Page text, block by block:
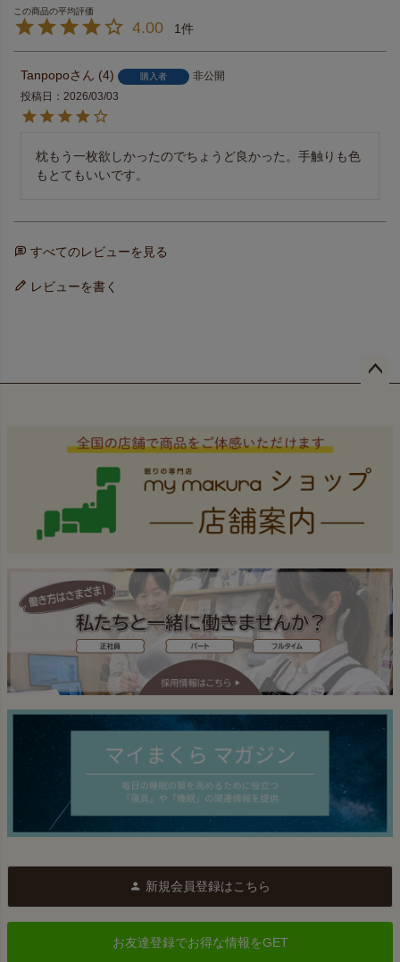
4.00 1
Tanpopo 4 購入者
非公開
投稿日
2026/03/03
枕もう一枚欲しかったのでちょうど良かった。手触りも色
もとてもいいです。
すべてのレビューを見る
レビューを書く
新規会員登録はこちら
お友達登録でお得な情報をGET